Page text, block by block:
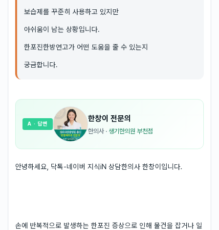
보습제를 꾸준히 사용하고 있지만
아쉬움이 남는 상황입니다.
한포진한방연고가 어떤 도움을 줄 수 있는지
궁금합니다.
한창이 전문의
한의사 · 생기한의원 부천점
A · 답변
안녕하세요, 닥톡-네이버 지식iN 상담한의사 한창이입니다.
손에 반복적으로 발생하는 한포진 증상으로 인해 물건을 잡거나 일